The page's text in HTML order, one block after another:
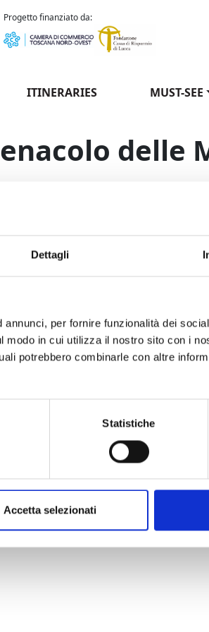
Dettagli
per fornire funzionalità dei
in cui utilizza il nostro sito con i
potrebbero combinarle con altre
Statistiche
Accetta selezionati
Progetto finanziato da:
ITINERARIES MUST-SEE
delle
at Lucca Botanic Garden.
Istituto musicale Boccherini